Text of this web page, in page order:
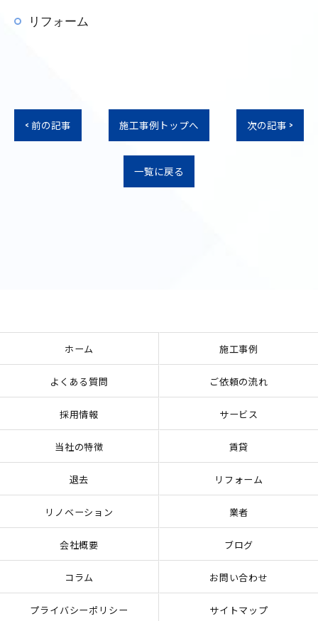
リフォーム
< 前の記事 施工事例トップへ 次の記事 >
一覧に戻る
ホーム 施工事例
よくある質問 ご依頼の流れ
採用情報 サービス
当社の特徴 賃貸
退去 リフォーム
リノベーション 業者
会社概要 ブログ
コラム お問い合わせ
プライバシーポリシー サイトマップ